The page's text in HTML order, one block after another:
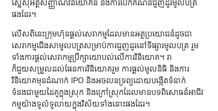
ស្នើសុំអត្តសញ្ញាណវិនិយោគិន និងការបើកគណនីជួញដូរមូលបត្រ
ផងដែរ។
លើសពីនេះក្រុមហ៊ុនផ្តល់សេវាកម្មដែលមានអត្ថប្រយោជន៍ដូចជា
សេវាកម្មជើងសាមូលបត្រសម្រាប់ការជួញដូរនៅទីផ្សារមូលបត្រ រួម
ទាំងការផ្តល់សេវាកម្មប្រឹក្សាយោបល់លើការវិនិយោគ។ វា
ក៏ជួយសម្រួលដល់ផែនការវិនិយោគរួម ការផ្តល់មូលនិធិ និងការ
វិនិយោគមុនដំណាក់ IPO និងអចលនទ្រព្យដោយបង្កើតទំនាក់
ទំនងជាមួយដៃគូក្នុងស្រុក និងក្រៅស្រុកដែលមានបទពិសោធន៍អាជីវ
កម្មយ៉ាងទូលំទូលាយក្នុងវិស័យទាំងនោះផងដែរ។